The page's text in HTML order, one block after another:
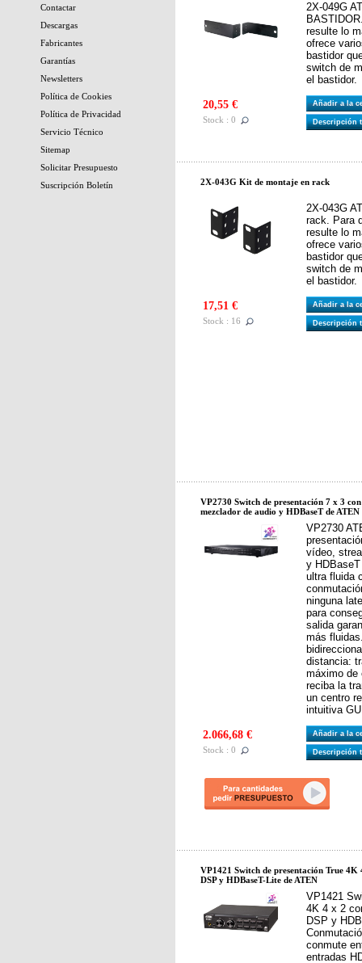
Contactar
Descargas
Fabricantes
Garantías
Newsletters
Política de Cookies
Política de Privacidad
Servicio Técnico
Sitemap
Solicitar Presupuesto
Suscripción Boletín
2X-049G
resulte lo
ofrece
bastidor
switch de
el bastidor.
20,55 €
Stock : 0
Añadir a la
Descripción
2X-043G Kit de montaje en rack
2X-043G
rack. Para
resulte lo
ofrece
bastidor
switch de
el bastidor.
17,51 €
Stock : 16
Añadir a la
Descripción
VP2730 Switch de presentación 7 x 3
mezclador de audio y HDBaseT de ATEN
VP2730
vídeo,
y
ultra fluida
ninguna
para
salida
más
distancia:
máximo de
reciba la
un centro
intuitiva
2.066,68 €
Stock : 0
Añadir a la
Descripción
VP1421 Switch de presentación True 4K
DSP y HDBaseT-Lite de ATEN
VP1421
4K 4 x 2
DSP y
conmute
entradas